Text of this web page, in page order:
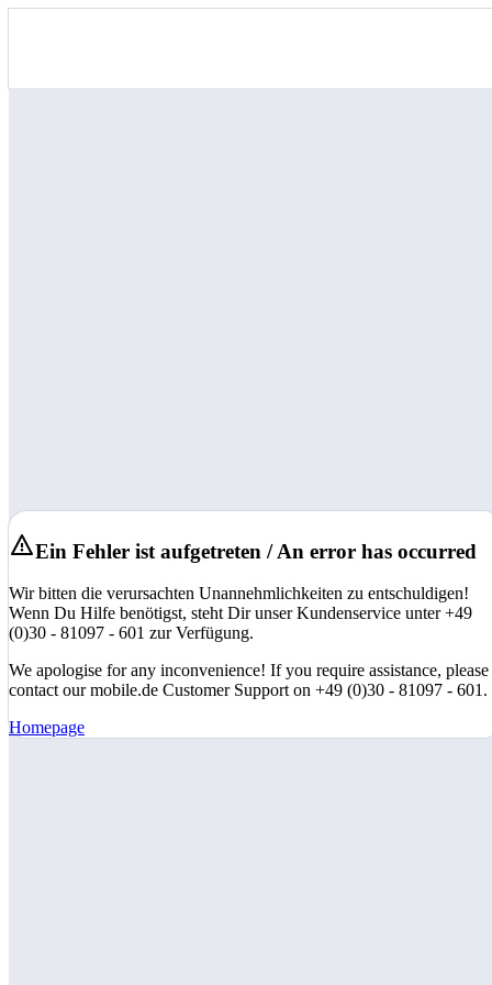
Ein Fehler ist aufgetreten / An error has occurred
Wir bitten die verursachten Unannehmlichkeiten zu entschuldigen!
Wenn Du Hilfe benötigst, steht Dir unser Kundenservice unter +49
(0)30 - 81097 - 601 zur Verfügung.
We apologise for any inconvenience! If you require assistance, please
contact our mobile.de Customer Support on +49 (0)30 - 81097 - 601.
Homepage